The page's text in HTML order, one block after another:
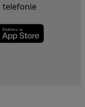
telefonie